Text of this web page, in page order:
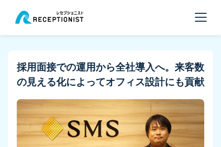
採用面接での運用から全社導入へ。来客数
の見える化によってオフィス設計にも貢献